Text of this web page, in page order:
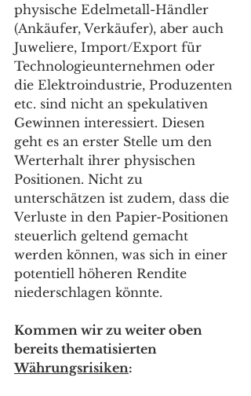
physische Edelmetall-Händler
(Ankäufer, Verkäufer), aber auch
Juweliere, Import/Export für
Technologieunternehmen oder
die Elektroindustrie, Produzenten
etc. sind nicht an spekulativen
Gewinnen interessiert. Diesen
geht es an erster Stelle um den
Werterhalt ihrer physischen
Positionen. Nicht zu
unterschätzen ist zudem, dass die
Verluste in den Papier-Positionen
steuerlich geltend gemacht
werden können, was sich in einer
potentiell höheren Rendite
niederschlagen könnte.
Kommen wir zu weiter oben
bereits thematisierten
Währungsrisiken: